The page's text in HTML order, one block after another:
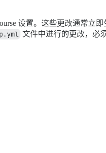
设置。这些更改通常立
文件中进行的更改，必